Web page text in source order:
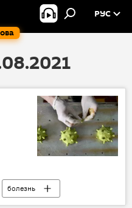
РУС
болезнь